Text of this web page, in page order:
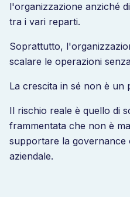
l'organizzazione anziché
tra i vari reparti.
Soprattutto,
scalare le operazioni
La crescita in sé non è un
Il rischio reale è quello di
frammentata che non è
supportare la governance
aziendale.